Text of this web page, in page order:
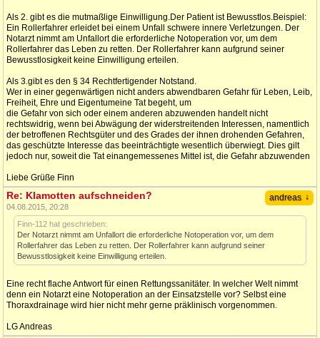
Als 2. gibt es die mutmaßlige Einwilligung.Der Patient ist Bewusstlos.Beispiel:
Ein Rollerfahrer erleidet bei einem Unfall schwere innere Verletzungen. Der
Notarzt nimmt am Unfallort die erforderliche Notoperation vor, um dem
Rollerfahrer das Leben zu retten. Der Rollerfahrer kann aufgrund seiner
Bewusstlosigkeit keine Einwilligung erteilen.
Als 3.gibt es den § 34 Rechtfertigender Notstand.
Wer in einer gegenwärtigen nicht anders abwendbaren Gefahr für Leben, Leib,
Freiheit, Ehre und Eigentumeine Tat begeht, um
die Gefahr von sich oder einem anderen abzuwenden handelt nicht
rechtswidrig, wenn bei Abwägung der widerstreitenden Interessen, namentlich
der betroffenen Rechtsgüter und des Grades der ihnen drohenden Gefahren,
das geschützte Interesse das beeinträchtigte wesentlich überwiegt. Dies gilt
jedoch nur, soweit die Tat einangemessenes Mittel ist, die Gefahr abzuwenden
Liebe Grüße Finn
andreas ↓
Re: Klamotten aufschneiden?
04.08.2015, 20:28
Finn-112 hat geschrieben:
Der Notarzt nimmt am Unfallort die erforderliche Notoperation vor, um dem
Rollerfahrer das Leben zu retten. Der Rollerfahrer kann aufgrund seiner
Bewusstlosigkeit keine Einwilligung erteilen.
Eine recht flache Antwort für einen Rettungssanitäter. In welcher Welt nimmt
denn ein Notarzt eine Notoperation an der Einsatzstelle vor? Selbst eine
Thoraxdrainage wird hier nicht mehr gerne präklinisch vorgenommen.
LG Andreas